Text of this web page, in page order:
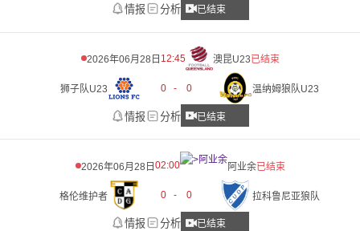
情报 分析 已结束
2026年06月28日 12:45 澳昆U23已结束
狮子队U23 0 - 0 温纳姆狼队U23
情报 分析 已结束
2026年06月28日 02:00 阿业余已结束
格伦维护者 0 - 0 拉科鲁尼亚狼队
情报 分析 已结束